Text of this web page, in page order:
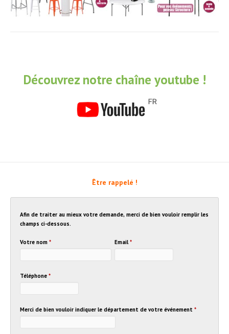
Découvrez notre chaîne youtube !
Être rappelé !
Afin de traiter au mieux votre demande, merci de bien vouloir remplir les
champs ci-dessous.
Votre nom * Email*
Téléphone *
Merci de bien vouloir indiquer le département de votre événement *